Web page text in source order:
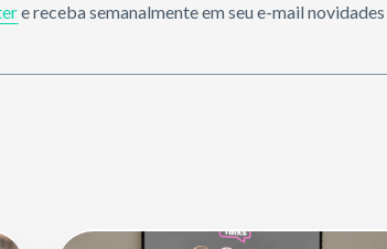
e receba semanalmente em seu e-mail